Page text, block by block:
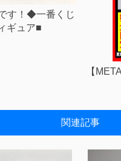
す！◆一番くじ
ギュア■
【
関連記事